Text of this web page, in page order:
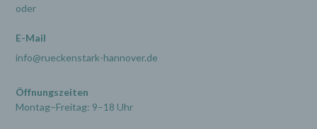
oder
E-Mail
info@rueckenstark-hannover.de
Öffnungszeiten
Montag–Freitag: 9–18 Uhr
die im Rahmen eines bestimmten
Untersuchungsauftrags nach dem Unionsrecht
möglicherweise personenbezogene Daten
erhalten, gelten jedoch nicht als Empfänger.